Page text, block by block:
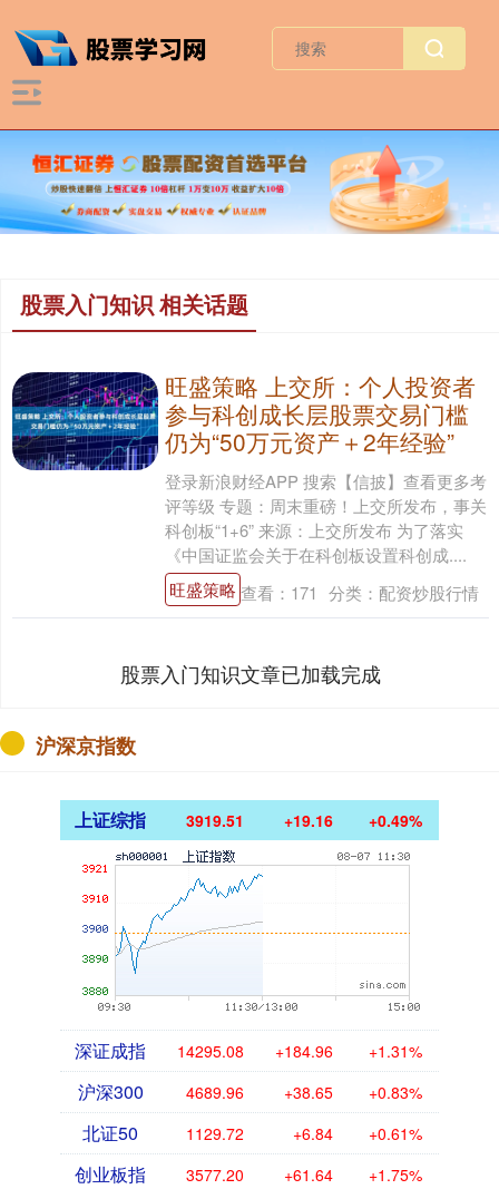
股票入门知识 相关话题
旺盛策略 上交所：个人投资者
参与科创成长层股票交易门槛
仍为“50万元资产＋2年经验”
登录新浪财经APP 搜索【信披】查看更多考
评等级 专题：周末重磅！上交所发布，事关
科创板“1+6” 来源：上交所发布 为了落实
《中国证监会关于在科创板设置科创成....
旺盛策略 查看： 171 分类： 配资炒股行情
股票入门知识文章已加载完成
沪深京指数
上证综指 3919.51 +19.16 +0.49%
深证成指 14295.08 +184.96 +1.31%
沪深300 4689.96 +38.65 +0.83%
北证50 1129.72 +6.84 +0.61%
创业板指 3577.20 +61.64 +1.75%